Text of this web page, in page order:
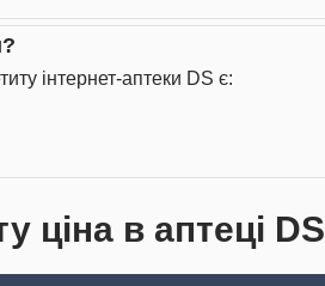
інтернет-аптеки DS є:
ціна в аптеці DS